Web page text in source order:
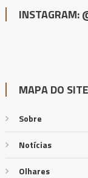
INSTAGRAM:
MAPA DO SITE
Sobre
Notícias
Olhares